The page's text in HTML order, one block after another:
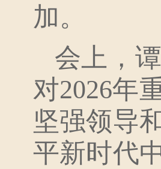
加。
会上，
对2026年
坚强领导
平新时代